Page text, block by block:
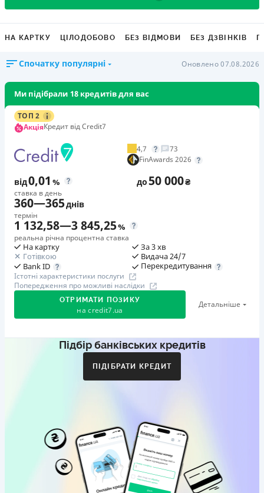
НА КАРТКУ ЦІЛОДОБОВО БЕЗ ВІДМОВИ БЕЗ ДЗВІНКІВ
Спочатку популярні Оновлено 07.08.2026
Ми підібрали 18 кредитів для вас
ТОП 2
АкціяКредит від Credit7
4,7
73
FinAwards 2026
від0,01 %
ставка в день
до50 000₴
360—365днів
термін
1 132,58—3 845,25%
реальна річна процентна ставка
На картку
Готівкою
Bank ID
За 3 хв
Видача 24/7
Перекредитування
Істотні характеристики послуги
Попередження про можливі наслідки
ОТРИМАТИ ПОЗИКУ
на credit7.ua
Детальніше
Акція: «Кешбек за друга»
Коли друг реєструється та отримує перший кредит
Бронзовий призер FinAwards 2026 «Найкраща програма
лояльності»
Перший займ
вiд 0,01%/день до 30 000 ₴
Підбір банківських кредитів
ПІДІБРАТИ КРЕДИТ